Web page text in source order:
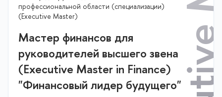
профессиональной области (специализации)
(Executive Master)
Мастер финансов для
руководителей высшего звена
(Executive Master in Finance)
"Финансовый лидер будущего"